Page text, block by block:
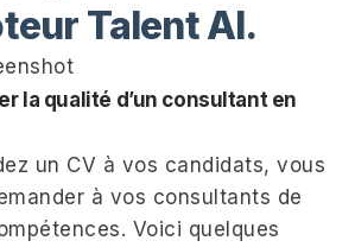
Talent AI.
la qualité d’un consultant en
un CV à vos candidats, vous
à vos consultants de
Voici quelques